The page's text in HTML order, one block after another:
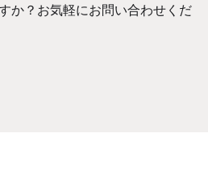
か？お気軽にお問い合わせくだ